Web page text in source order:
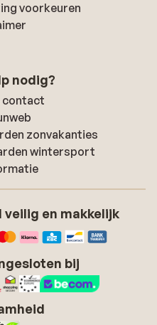
voorkeuren
nodig?
contact
zonvakanties
wintersport
veilig en makkelijk
bij